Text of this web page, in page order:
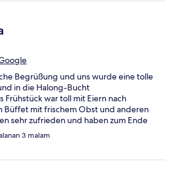
Begrüßung und uns wurde eine tolle
in die Halong-Bucht
Frühstück war toll mit Eiern nach
Büffet mit frischem Obst und anderen
sehr zufrieden und haben zum Ende
nochmal eine Nacht gebucht.
3 malam